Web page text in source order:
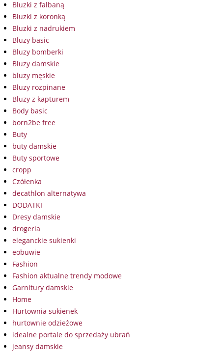
Bluzki z falbaną
Bluzki z koronką
Bluzki z nadrukiem
Bluzy basic
Bluzy bomberki
Bluzy damskie
bluzy męskie
Bluzy rozpinane
Bluzy z kapturem
Body basic
born2be free
Buty
buty damskie
Buty sportowe
cropp
Czółenka
decathlon alternatywa
DODATKI
Dresy damskie
drogeria
eleganckie sukienki
eobuwie
Fashion
Fashion aktualne trendy modowe
Garnitury damskie
Home
Hurtownia sukienek
hurtownie odzieżowe
idealne portale do sprzedaży ubrań
jeansy damskie